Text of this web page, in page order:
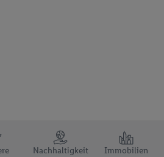
Nachhaltigkeit Immobilien